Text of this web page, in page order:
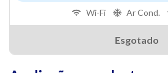
Esgotado
Wi-Fi Ar Cond.